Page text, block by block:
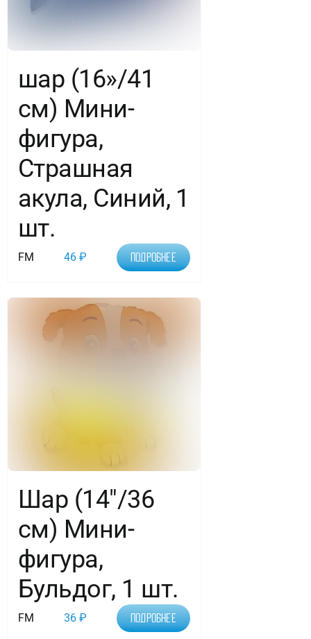
шар (16»/41
см) Мини-
фигура,
Страшная
акула, Синий, 1
шт.
FM 46₽ Подробнее
Шар (14″/36
см) Мини-
фигура,
Бульдог, 1 шт.
FM 36₽ Подробнее